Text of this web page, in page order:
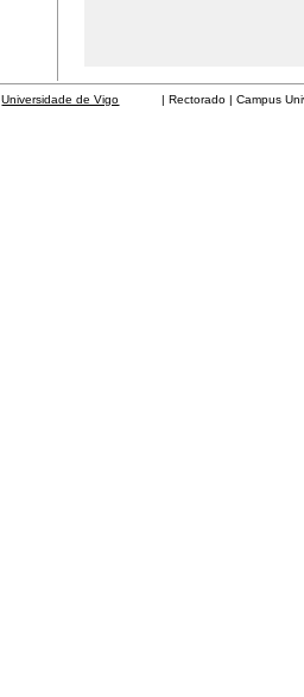
Universidade de Vigo | Rectorado | Campus